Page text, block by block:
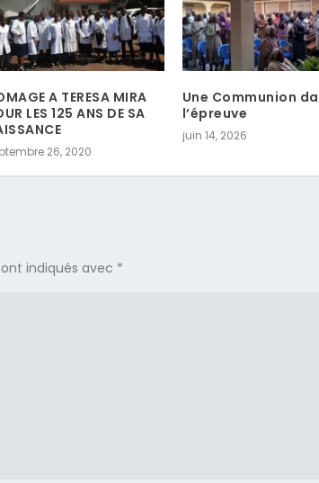
A TERESA MIRA
LES 125 ANS DE SA
26, 2020
Une Communion
l’épreuve
juin 14, 2026
indiqués avec *